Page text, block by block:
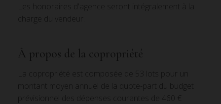
Les honoraires d'agence seront intégralement à la
charge du vendeur.
À propos de la copropriété
La copropriété est composée de 53 lots pour un
montant moyen annuel de la quote-part du budget
prévisionnel des dépenses courantes de 460 €